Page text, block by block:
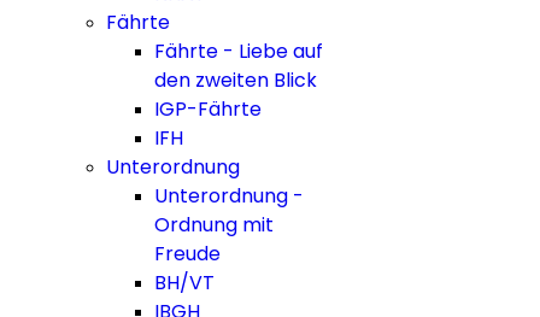
Fährte
Fährte - Liebe auf
den zweiten Blick
IGP-Fährte
IFH
Unterordnung
Unterordnung -
Ordnung mit
Freude
BH/VT